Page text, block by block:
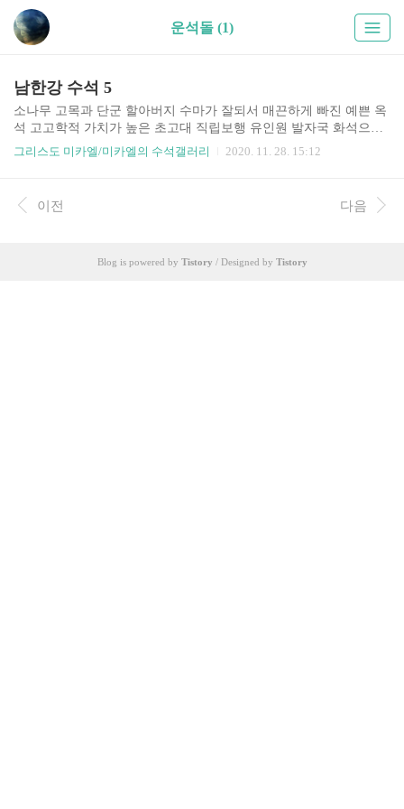
운석돌 (1)
남한강 수석 5
소나무 고목과 단군 할아버지 수마가 잘되서 매끈하게 빠진 예쁜 옥
석 고고학적 가치가 높은 초고대 직립보행 유인원 발자국 화석으로
발자국모양을 따서 돌이 깨어지지 않고 여태 남아 있었다는게 신기
까 한다는데 나는 그 소망 첫삽질에 이룬것인가? ㅎㅎ 암튼 더 놀라
운 것은 이 돌은 그냥 묵석이 아니라 지구에 떨어진 운석이 수마 되
들고 할 때가 종종 있다. 남한강 돌이 아니라 내가 어릴때 놀던 경북
그리스도 미카엘/미카엘의 수석갤러리 2020. 11. 28. 15:12
이전 다음
Blog is powered by Tistory / Designed by Tistory